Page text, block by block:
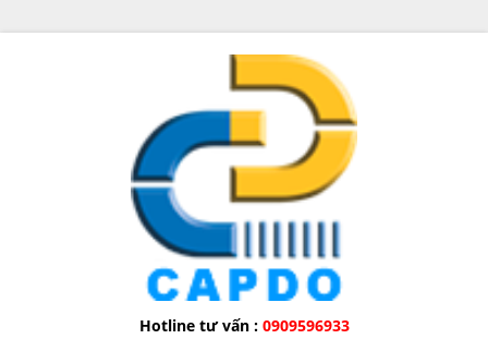
Hotline tư vấn : 0909596933